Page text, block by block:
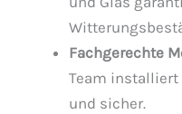
Fachgerechte
Team
und sicher.